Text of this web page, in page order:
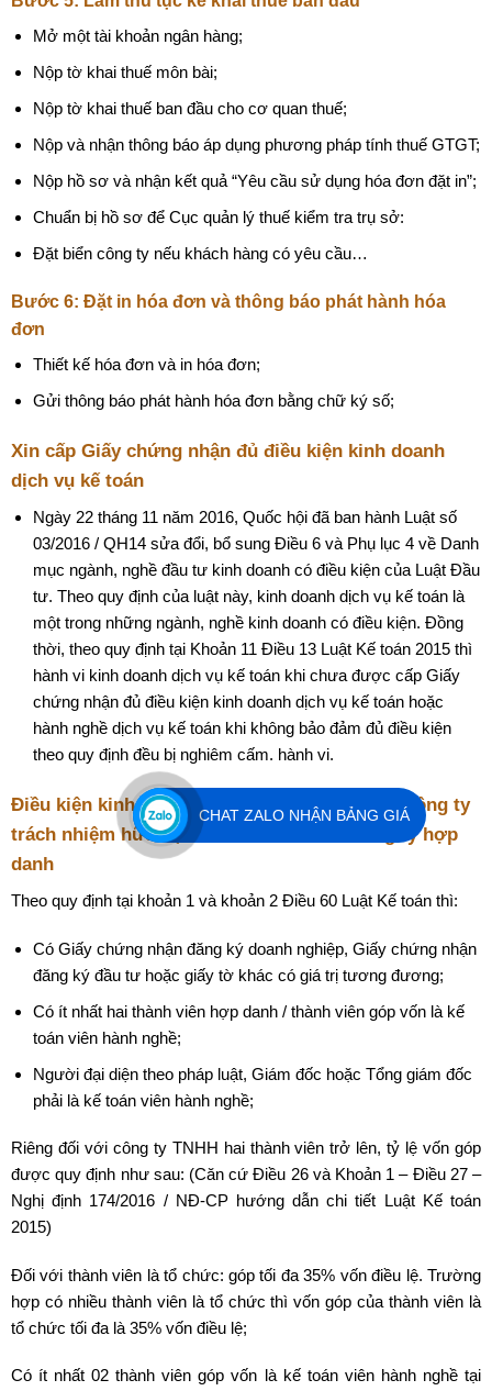
Mở một tài khoản ngân hàng;
Nộp tờ khai thuế môn bài;
Nộp tờ khai thuế ban đầu cho cơ quan thuế;
Nộp và nhận thông báo áp dụng phương pháp tính thuế GTGT;
Nộp hồ sơ và nhận kết quả “Yêu cầu sử dụng hóa đơn đặt in”;
Chuẩn bị hồ sơ để Cục quản lý thuế kiểm tra trụ sở:
Đặt biển công ty nếu khách hàng có yêu cầu…
Bước 6: Đặt in hóa đơn và thông báo phát hành hóa
đơn
Thiết kế hóa đơn và in hóa đơn;
Gửi thông báo phát hành hóa đơn bằng chữ ký số;
Xin cấp Giấy chứng nhận đủ điều kiện kinh doanh
dịch vụ kế toán
Ngày 22 tháng 11 năm 2016, Quốc hội đã ban hành Luật số
03/2016 / QH14 sửa đổi, bổ sung Điều 6 và Phụ lục 4 về Danh
mục ngành, nghề đầu tư kinh doanh có điều kiện của Luật Đầu
tư. Theo quy định của luật này, kinh doanh dịch vụ kế toán là
một trong những ngành, nghề kinh doanh có điều kiện. Đồng
thời, theo quy định tại Khoản 11 Điều 13 Luật Kế toán 2015 thì
hành vi kinh doanh dịch vụ kế toán khi chưa được cấp Giấy
chứng nhận đủ điều kiện kinh doanh dịch vụ kế toán hoặc
hành nghề dịch vụ kế toán khi không bảo đảm đủ điều kiện
theo quy định đều bị nghiêm cấm. hành vi.
Điều kiện kinh doanh dịch vụ kế toán đối với công ty
trách nhiệm hữu hạn hai thành viên và công ty hợp
danh
Theo quy định tại khoản 1 và khoản 2 Điều 60 Luật Kế toán thì:
Có Giấy chứng nhận đăng ký doanh nghiệp, Giấy chứng nhận
đăng ký đầu tư hoặc giấy tờ khác có giá trị tương đương;
Có ít nhất hai thành viên hợp danh / thành viên góp vốn là kế
toán viên hành nghề;
Người đại diện theo pháp luật, Giám đốc hoặc Tổng giám đốc
phải là kế toán viên hành nghề;
Riêng đối với công ty TNHH hai thành viên trở lên, tỷ lệ vốn góp
được quy định như sau: (Căn cứ Điều 26 và Khoản 1 – Điều 27 –
Nghị định 174/2016 / NĐ-CP hướng dẫn chi tiết Luật Kế toán
2015)
Đối với thành viên là tổ chức: góp tối đa 35% vốn điều lệ. Trường
hợp có nhiều thành viên là tổ chức thì vốn góp của thành viên là
tổ chức tối đa là 35% vốn điều lệ;
Có ít nhất 02 thành viên góp vốn là kế toán viên hành nghề tại
CHAT ZALO NHẬN BẢNG GIÁ